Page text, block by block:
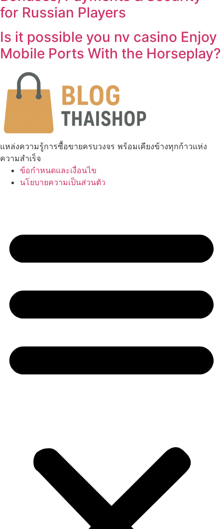
for Russian Players
Is it possible you nv casino Enjoy
Mobile Ports With the Horseplay?
แหล่งความรู้การซื้อขายครบวงจร พร้อมเคียงข้างทุกก้าวแห่ง
ความสำเร็จ
ข้อกำหนดและเงื่อนไข
นโยบายความเป็นส่วนตัว